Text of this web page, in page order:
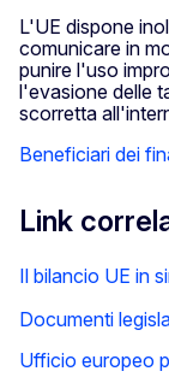
L'UE dispone
comunicare in
punire l'uso
l'evasione delle
scorretta
Beneficiari dei
Link
Il bilancio UE in
Documenti
Ufficio europeo